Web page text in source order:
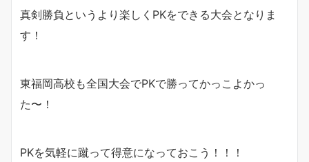
真剣勝負というより楽しくPKをできる大会となりま
す！
東福岡高校も全国大会でPKで勝ってかっこよかっ
た〜！
PKを気軽に蹴って得意になっておこう！！！